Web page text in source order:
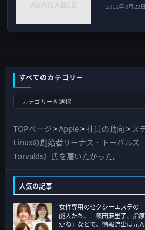
2012年3月22日
すべてのカテゴリー
て
の
カ
リ
ー
TOPページ>Apple>社員の動向> ス
Linuxの創始者リーナス・トーバルズ
Torvalds）氏を雇いたかった。
人気の記事
女性専用のセクシーエステの
能人たち、「篠田麻里子、指
かね」などで、情報流出は元